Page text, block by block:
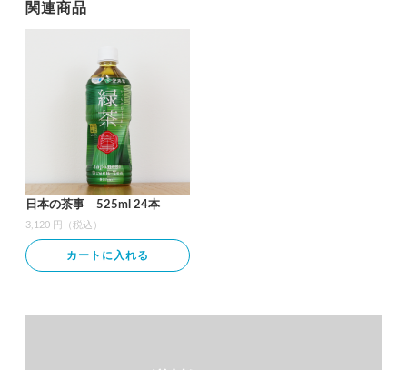
関連商品
日本の茶事 525ml 24本
3,120 円（税込）
カートに入れる